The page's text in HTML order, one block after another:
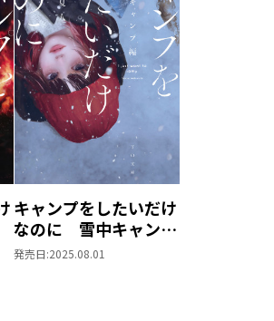
キャンプをしたいだけ
なのに 雪中キャンプ
編
発売日:2025.08.01